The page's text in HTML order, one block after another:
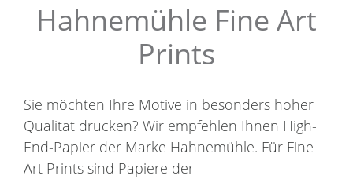
Hahnemühle Fine Art
Prints
Sie möchten Ihre Motive in besonders hoher
Qualitat drucken? Wir empfehlen Ihnen High-
End-Papier der Marke Hahnemühle. Für Fine
Art Prints sind Papiere der